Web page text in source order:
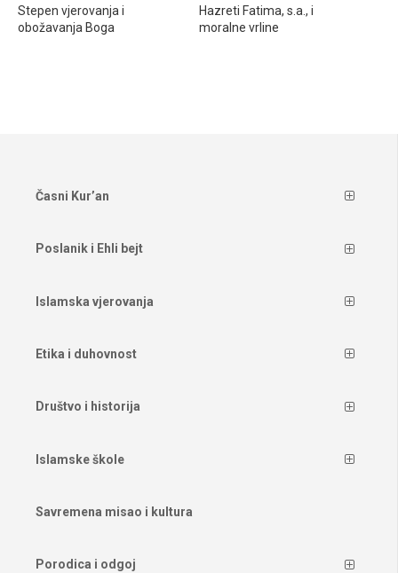
Stepen vjerovanja i
obožavanja Boga
Hazreti Fatima, s.a., i
moralne vrline
Časni Kur’an
Poslanik i Ehli bejt
Islamska vjerovanja
Etika i duhovnost
Društvo i historija
Islamske škole
Savremena misao i kultura
Porodica i odgoj